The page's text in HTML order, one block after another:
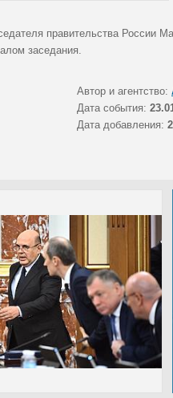
правительства России
заседания.
Автор и агентство:
Дата события:
Дата добавления: